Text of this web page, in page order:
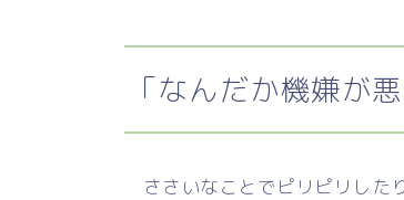
「なんだか機嫌が
ささいなことでピリピリした